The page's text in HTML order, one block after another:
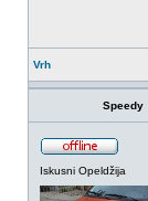
Vrh
Speedy
Iskusni Opeldžija